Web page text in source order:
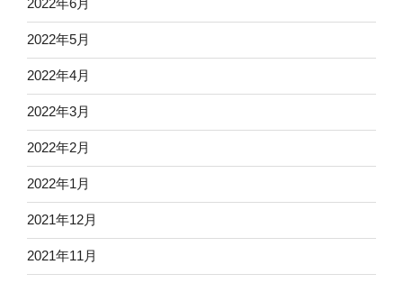
2022年6月
2022年5月
2022年4月
2022年3月
2022年2月
2022年1月
2021年12月
2021年11月